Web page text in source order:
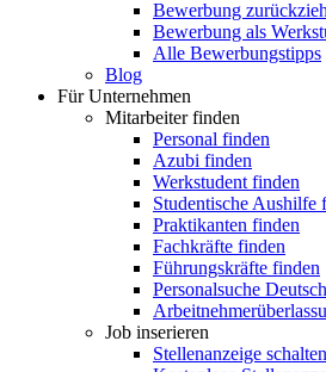
Bewerbung
Bewerbung als
Alle Bewerbungstipps
Blog
Für Unternehmen
Mitarbeiter finden
Personal finden
Azubi finden
Werkstudent finden
Studentische Aushilfe
Praktikanten finden
Fachkräfte finden
Führungskräfte finden
Personalsuche
Job inserieren
Stellenanzeige schalten